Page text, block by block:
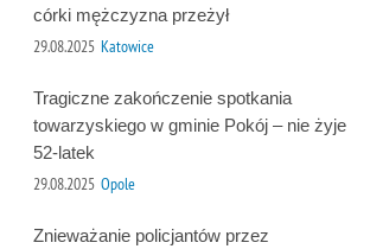
córki mężczyzna przeżył
29.08.2025 Katowice
Tragiczne zakończenie spotkania
towarzyskiego w gminie Pokój – nie żyje
52-latek
29.08.2025 Opole
Znieważanie policjantów przez